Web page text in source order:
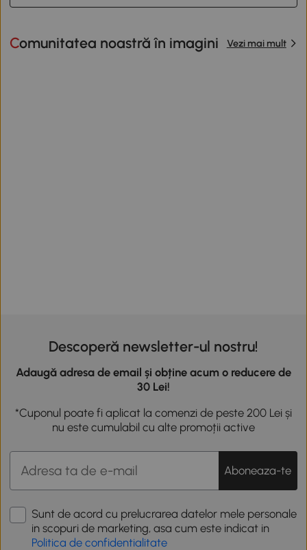
Comunitatea noastră în imagini Vezi mai mult
Descoperă newsletter-ul nostru!
Adaugă adresa de email și obține acum o reducere de
30 Lei!
*Cuponul poate fi aplicat la comenzi de peste 200 Lei și
nu este cumulabil cu alte promoții active
Aboneaza-te
Sunt de acord cu prelucrarea datelor mele personale
in scopuri de marketing, asa cum este indicat in
Politica de confidentialitate